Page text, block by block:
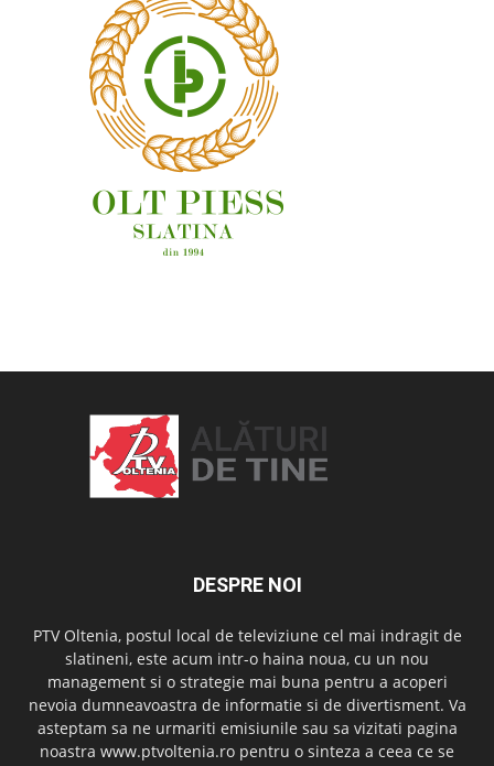
DESPRE NOI
PTV Oltenia, postul local de televiziune cel mai indragit de
slatineni, este acum intr-o haina noua, cu un nou
management si o strategie mai buna pentru a acoperi
nevoia dumneavoastra de informatie si de divertisment. Va
asteptam sa ne urmariti emisiunile sau sa vizitati pagina
noastra www.ptvoltenia.ro pentru o sinteza a ceea ce se